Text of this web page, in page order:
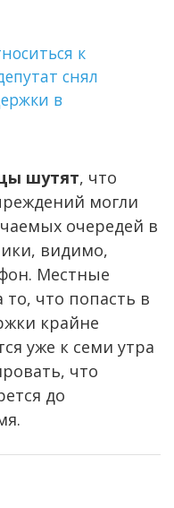
к
снял
в
шутят, что
могли
очередей в
видимо,
Местные
что попасть в
крайне
уже к семи утра
что
до